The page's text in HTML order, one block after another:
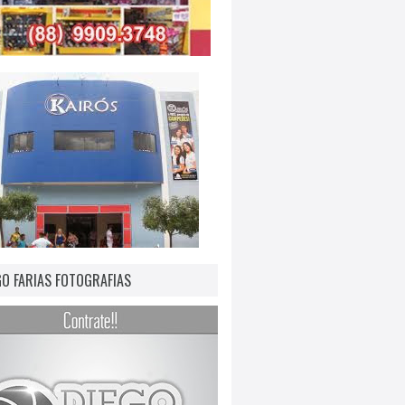
FARIAS FOTOGRAFIAS